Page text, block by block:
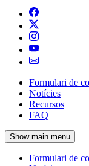
Navegació
principal
de
Formulari de
Notícies
Recursos
FAQ
Show main menu
Formulari de